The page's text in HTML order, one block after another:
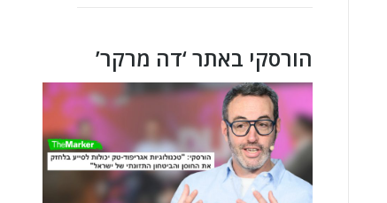
הורסקי באתר ‘דה מרקר’